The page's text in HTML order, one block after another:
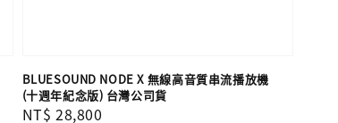
BLUESOUND NODE X 無線高音質串流播放機
(十週年紀念版) 台灣公司貨
Regular
NT$ 28,800